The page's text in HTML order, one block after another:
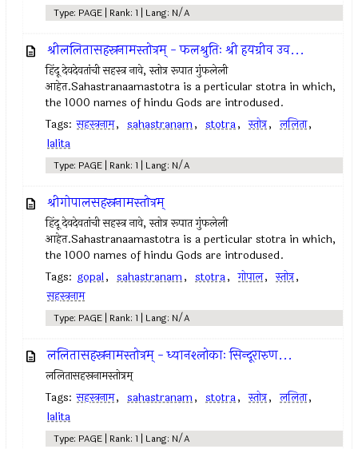
Type: PAGE | Rank: 1 | Lang: N/A
श्रीललितासहस्रनामस्तोत्रम् - फलश्रुतिः श्री हयग्रीव उव...
हिंदू देवदेवतांची सहस्त्र नावे, स्तोत्र रूपात गुंफलेली
आहेत.Sahastranaamastotra is a perticular stotra in which,
the 1000 names of hindu Gods are introdused.
Tags: सहस्त्रनाम, sahastranam, stotra, स्तोत्र, ललिता,
lalita
Type: PAGE | Rank: 1 | Lang: N/A
श्रीगोपालसहस्रनामस्तोत्रम्
हिंदू देवदेवतांची सहस्त्र नावे, स्तोत्र रूपात गुंफलेली
आहेत.Sahastranaamastotra is a perticular stotra in which,
the 1000 names of hindu Gods are introdused.
Tags: gopal, sahastranam, stotra, गोपाल, स्तोत्र,
सहस्त्रनाम
Type: PAGE | Rank: 1 | Lang: N/A
ललितासहस्रनामस्तोत्रम् - ध्यानश्लोकाः सिन्दूरारुण...
ललितासहस्रनामस्तोत्रम्
Tags: सहस्त्रनाम, sahastranam, stotra, स्तोत्र, ललिता,
lalita
Type: PAGE | Rank: 1 | Lang: N/A